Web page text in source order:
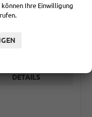
Weiß / schwarzes Dach
DETAILS
können Ihre Einwilligung